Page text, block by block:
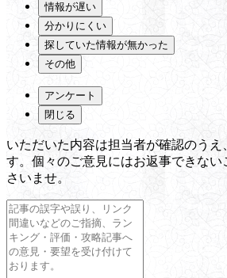
情報が遅い
分かりにくい
探していた情報が無かった
その他
アンケート
閉じる
いただいた内容は担当者が確認のうえ
す。個々のご意見にはお返事できな
さいませ。